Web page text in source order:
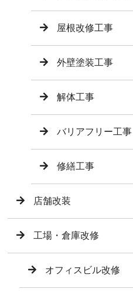
屋根改修工事
外壁塗装工事
解体工事
バリアフリー工事
修繕工事
店舗改装
工場・倉庫改修
オフィスビル改修